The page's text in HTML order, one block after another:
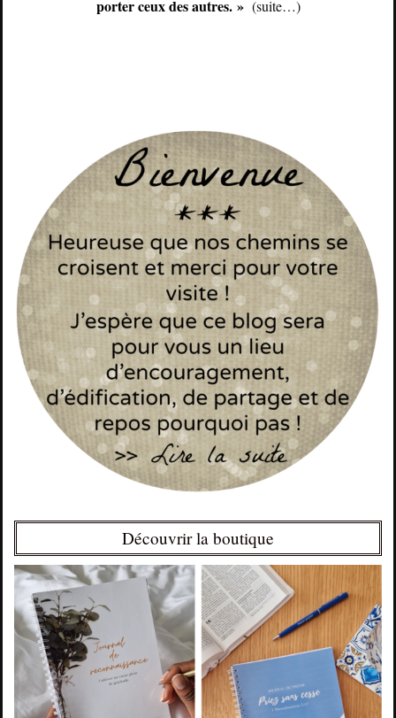
porter ceux des autres. » (suite…)
Découvrir la boutique